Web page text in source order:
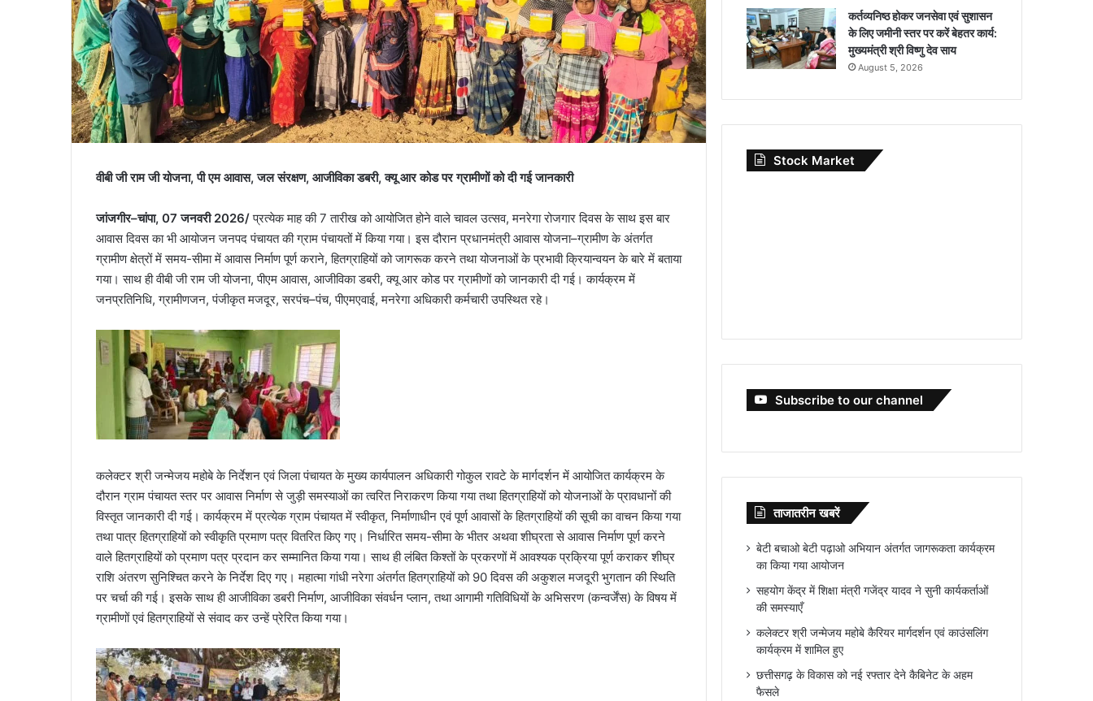
वीबी जी राम जी योजना, पी एम आवास, जल संरक्षण, आजीविका डबरी, क्यू आर कोड पर ग्रामीणों को दी गई जानकारी
जांजगीर–चांपा, 07 जनवरी 2026/प्रत्येक माह की 7 तारीख को आयोजित होने वाले चावल उत्सव, मनरेगा रोजगार दिवस के साथ इस बार
आवास दिवस का भी आयोजन जनपद पंचायत की ग्राम पंचायतों में किया गया। इस दौरान प्रधानमंत्री आवास योजना–ग्रामीण के अंतर्गत
ग्रामीण क्षेत्रों में समय-सीमा में आवास निर्माण पूर्ण कराने, हितग्राहियों को जागरूक करने तथा योजनाओं के प्रभावी क्रियान्वयन के बारे में बताया
गया। साथ ही वीबी जी राम जी योजना, पीएम आवास, आजीविका डबरी, क्यू आर कोड पर ग्रामीणों को जानकारी दी गई। कार्यक्रम में
जनप्रतिनिधि, ग्रामीणजन, पंजीकृत मजदूर, सरपंच–पंच, पीएमएवाई, मनरेगा अधिकारी कर्मचारी उपस्थित रहे।
कलेक्टर श्री जन्मेजय महोबे के निर्देशन एवं जिला पंचायत के मुख्य कार्यपालन अधिकारी गोकुल रावटे के मार्गदर्शन में आयोजित कार्यक्रम के
दौरान ग्राम पंचायत स्तर पर आवास निर्माण से जुड़ी समस्याओं का त्वरित निराकरण किया गया तथा हितग्राहियों को योजनाओं के प्रावधानों की
विस्तृत जानकारी दी गई। कार्यक्रम में प्रत्येक ग्राम पंचायत में स्वीकृत, निर्माणाधीन एवं पूर्ण आवासों के हितग्राहियों की सूची का वाचन किया गया
तथा पात्र हितग्राहियों को स्वीकृति प्रमाण पत्र वितरित किए गए। निर्धारित समय-सीमा के भीतर अथवा शीघ्रता से आवास निर्माण पूर्ण करने
वाले हितग्राहियों को प्रमाण पत्र प्रदान कर सम्मानित किया गया। साथ ही लंबित किश्तों के प्रकरणों में आवश्यक प्रक्रिया पूर्ण कराकर शीघ्र
राशि अंतरण सुनिश्चित करने के निर्देश दिए गए। महात्मा गांधी नरेगा अंतर्गत हितग्राहियों को 90 दिवस की अकुशल मजदूरी भुगतान की स्थिति
पर चर्चा की गई। इसके साथ ही आजीविका डबरी निर्माण, आजीविका संवर्धन प्लान, तथा आगामी गतिविधियों के अभिसरण (कन्वर्जेंस) के विषय में
ग्रामीणों एवं हितग्राहियों से संवाद कर उन्हें प्रेरित किया गया।
कर्तव्यनिष्ठ होकर जनसेवा एवं सुशासन
के लिए जमीनी स्तर पर करें बेहतर कार्य:
मुख्यमंत्री श्री विष्णु देव साय
August 5, 2026
Stock Market
Subscribe to our channel
ताजातरीन खबरें
बेटी बचाओ बेटी पढ़ाओ अभियान अंतर्गत जागरूकता कार्यक्रम
का किया गया आयोजन
सहयोग केंद्र में शिक्षा मंत्री गजेंद्र यादव ने सुनी कार्यकर्ताओं
की समस्याएँ
कलेक्टर श्री जन्मेजय महोबे कैरियर मार्गदर्शन एवं काउंसलिंग
कार्यक्रम में शामिल हुए
छत्तीसगढ़ के विकास को नई रफ्तार देने कैबिनेट के अहम
फैसले